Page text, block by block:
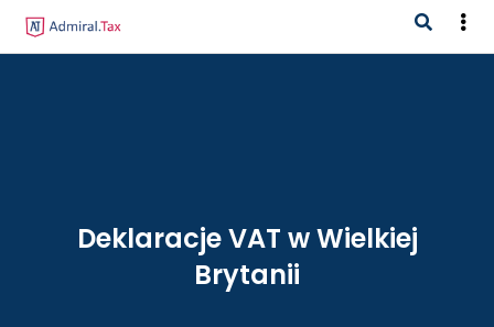
Deklaracje VAT w Wielkiej
Brytanii